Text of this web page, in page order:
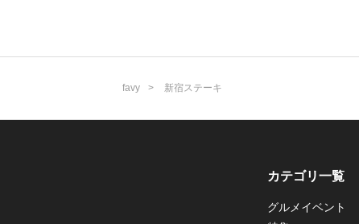
favy 新宿ステーキ
カテゴリ一覧
グルメイベント